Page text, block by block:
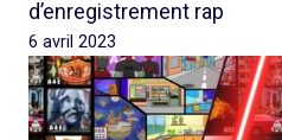
d’enregistrement rap
6 avril 2023